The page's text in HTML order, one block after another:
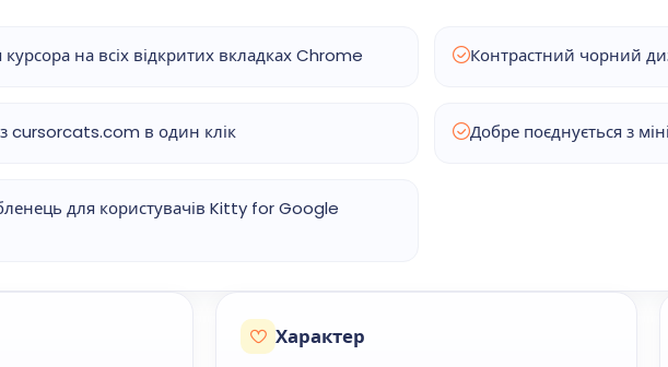
на всіх відкритих вкладках Chrome Контрастний чорний
cursorcats.com в один клік Добре поєднується з
для користувачів Kitty for Google
Характер